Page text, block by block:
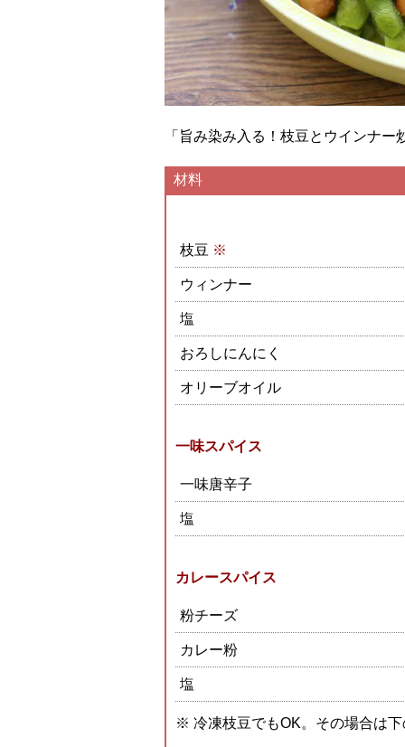
「旨み染み入る！枝豆とウインナー
材料
枝豆 ※
ウィンナー
塩
おろしにんにく
オリーブオイル
一味スパイス
一味唐辛子
塩
カレースパイス
粉チーズ
カレー粉
塩
※ 冷凍枝豆でもOK。その場合は